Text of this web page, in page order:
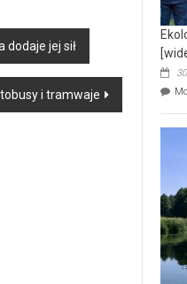
dodaje jej sił
i tramwaje